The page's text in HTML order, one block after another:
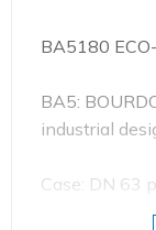
BA5180
BA5:
industrial
Case: DN 63